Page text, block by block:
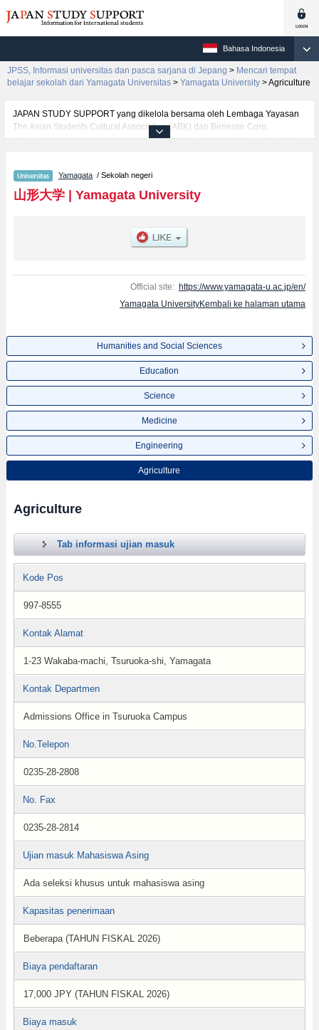
Bahasa Indonesia
JPSS, Informasi universitas dan pasca sarjana di Jepang > Mencari tempat
belajar sekolah dari Yamagata Universitas > Yamagata University >Agriculture
JAPAN STUDY SUPPORT yang dikelola bersama oleh Lembaga Yayasan
The Asian Students Cultural Association (ABK) dan Benesse Corp.
menyediakan informasi sekitar 1300 universitas, pascasarjana, universitas
informasi per fakultas seperti Fakultas Humanities and Social
SciencesatauFakultas EducationatauFakultas ScienceatauFakultas
MedicineatauFakultas EngineeringatauFakultas Agriculture, serta berbagai
untuk jumlah pendaftar dan jumlah kelulusan ujian masuk mahasiswa(i)
mancanegara, informasi mengenai ujian masuk, prasarana kampus, akses
Yamagata / Sekolah negeri
山形大学| Yamagata University
Official site: https://www.yamagata-u.ac.jp/en/
Yamagata UniversityKembali ke halaman utama
Humanities and Social Sciences
Education
Science
Medicine
Engineering
Agriculture
Agriculture
Tab informasi ujian masuk
Kode Pos
997-8555
Kontak Alamat
1-23 Wakaba-machi, Tsuruoka-shi, Yamagata
Kontak Departmen
Admissions Office in Tsuruoka Campus
No.Telepon
0235-28-2808
No. Fax
0235-28-2814
Ujian masuk Mahasiswa Asing
Ada seleksi khusus untuk mahasiswa asing
Kapasitas penerimaan
Beberapa (TAHUN FISKAL 2026)
Biaya pendaftaran
17,000 JPY (TAHUN FISKAL 2026)
Biaya masuk